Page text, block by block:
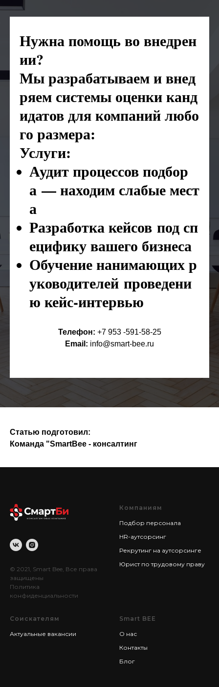
Нужна помощь во внедрен
ии?
Мы разрабатываем и внед
ряем системы оценки канд
идатов для компаний любо
го размера:
Услуги:
Аудит процессов подбор
а — находим слабые мест
а
Разработка кейсов под сп
ецифику вашего бизнеса
Обучение нанимающих р
уководителей проведени
ю кейс-интервью
Телефон: +7 953 -591-58-25
Email: info@smart-bee.ru
Статью подготовил:
Команда "SmartBee - консалтинг
© 2021, Smart Bee, Все права
защищены
Политика
конфиденциальности
Компаниям
Подбор персонала
HR-аутсорсинг
Рекрутинг на аутсорсинге
Юрист по трудовому праву
Соискателям
Актуальные вакансии
Smart BEE
О нас
Контакты
Блог